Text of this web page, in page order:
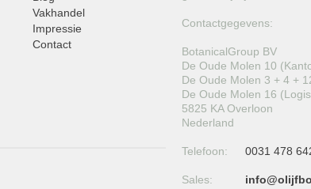
Vakhandel
Impressie
Contact
Contactgegevens:
BotanicalGroup BV
De Oude Molen 10
De Oude Molen 3 + 4 +
De Oude Molen 16
5825 KA Overloon
Nederland
Telefoon: 0031 478
Sales: